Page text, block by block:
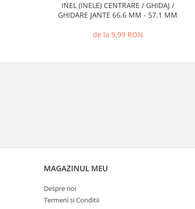
INEL (INELE) CENTRARE / GHIDAJ /
GHIDARE JANTE 66.6 MM - 57.1 MM
de la 9,99 RON
MAGAZINUL MEU
Despre noi
Termeni si Conditii